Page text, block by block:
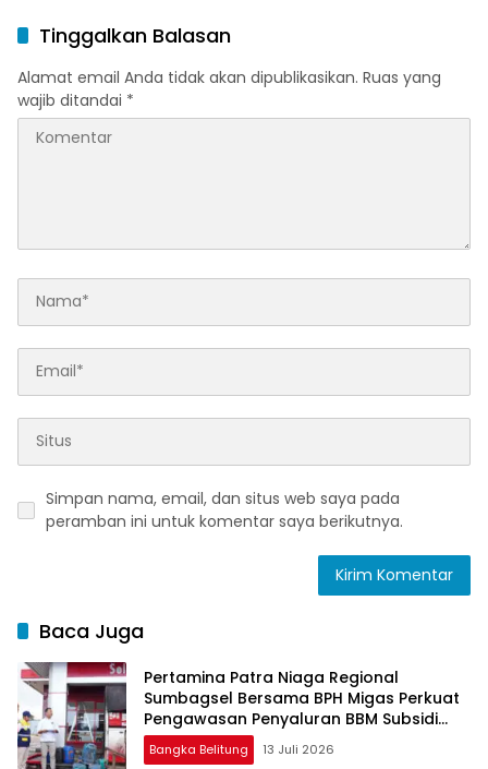
Ramadan dan Menjelang
Idulfitri
Tinggalkan Balasan
Alamat email Anda tidak akan dipublikasikan. Ruas yang
wajib ditandai *
Simpan nama, email, dan situs web saya pada
peramban ini untuk komentar saya berikutnya.
Baca Juga
Pertamina Patra Niaga Regional
Sumbagsel Bersama BPH Migas Perkuat
Pengawasan Penyaluran BBM Subsidi
bagi Nelayan melalui Aplikasi XSTAR
Bangka Belitung 13 Juli 2026